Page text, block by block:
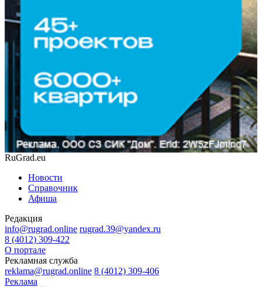
RuGrad.eu
Новости
Справочник
Афиша
Редакция
info@rugrad.online rugrad.39@yandex.ru
8 (4012) 309-422
О портале
Рекламная служба
reklama@rugrad.online 8 (4012) 309-406
Реклама